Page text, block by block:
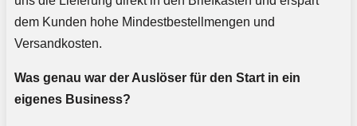
dem Kunden hohe Mindestbestellmengen und
Versandkosten.
Was genau war der Auslöser für den Start in ein
eigenes Business?